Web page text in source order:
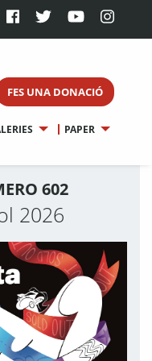
FES UNA DONACIÓ
PAPER
602
2026